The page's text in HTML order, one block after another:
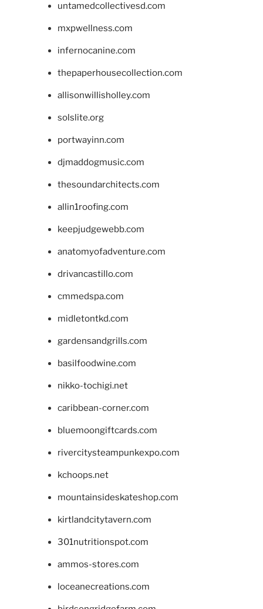
untamedcollectivesd.com
mxpwellness.com
infernocanine.com
thepaperhousecollection.com
allisonwillisholley.com
solslite.org
portwayinn.com
djmaddogmusic.com
thesoundarchitects.com
allin1roofing.com
keepjudgewebb.com
anatomyofadventure.com
drivancastillo.com
cmmedspa.com
midletontkd.com
gardensandgrills.com
basilfoodwine.com
nikko-tochigi.net
caribbean-corner.com
bluemoongiftcards.com
rivercitysteampunkexpo.com
kchoops.net
mountainsideskateshop.com
kirtlandcitytavern.com
301nutritionspot.com
ammos-stores.com
loceanecreations.com